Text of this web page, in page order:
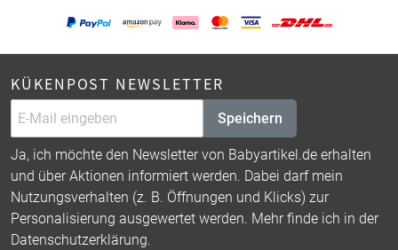
KÜKENPOST NEWSLETTER
Speichern
Ja, ich möchte den Newsletter von Babyartikel.de erhalten
und über Aktionen informiert werden. Dabei darf mein
Nutzungsverhalten (z. B. Öffnungen und Klicks) zur
Personalisierung ausgewertet werden. Mehr finde ich in der
Datenschutzerklärung.